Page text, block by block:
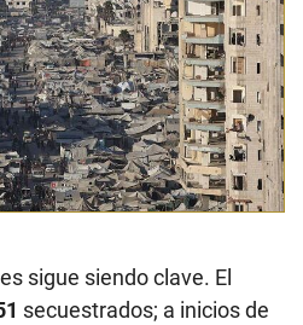
sigue siendo clave. El
secuestrados; a inicios de